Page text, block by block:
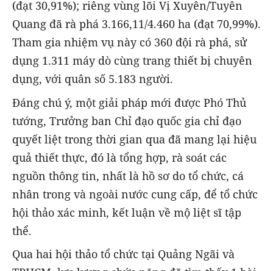
(đạt 30,91%); riêng vùng lõi Vị Xuyên/Tuyên
Quang đã rà phá 3.166,11/4.460 ha (đạt 70,99%).
Tham gia nhiệm vụ này có 360 đội rà phá, sử
dụng 1.311 máy dò cùng trang thiết bị chuyên
dụng, với quân số 5.183 người.
Đáng chú ý, một giải pháp mới được Phó Thủ
tướng, Trưởng ban Chỉ đạo quốc gia chỉ đạo
quyết liệt trong thời gian qua đã mang lại hiệu
quả thiết thực, đó là tổng hợp, rà soát các
nguồn thông tin, nhất là hồ sơ do tổ chức, cá
nhân trong và ngoài nước cung cấp, để tổ chức
hội thảo xác minh, kết luận về mộ liệt sĩ tập
thể.
Qua hai hội thảo tổ chức tại Quảng Ngãi và